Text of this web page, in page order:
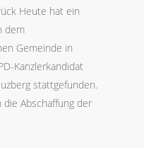
Heute hat ein
dem
Gemeinde in
Kanzlerkandidat
stattgefunden.
Abschaffung der